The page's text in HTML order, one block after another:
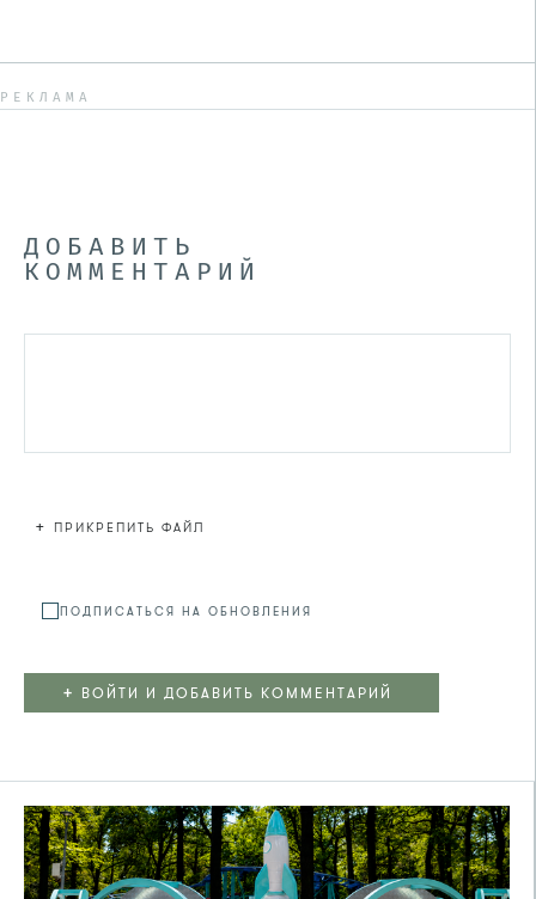
РЕКЛАМА
ДОБАВИТЬ
КОММЕНТАРИЙ
+ ПРИКРЕПИТЬ ФАЙЛ
ПОДПИСАТЬСЯ НА ОБНОВЛЕНИЯ
+ ВОЙТИ И ДОБАВИТЬ КОММЕНТАРИЙ